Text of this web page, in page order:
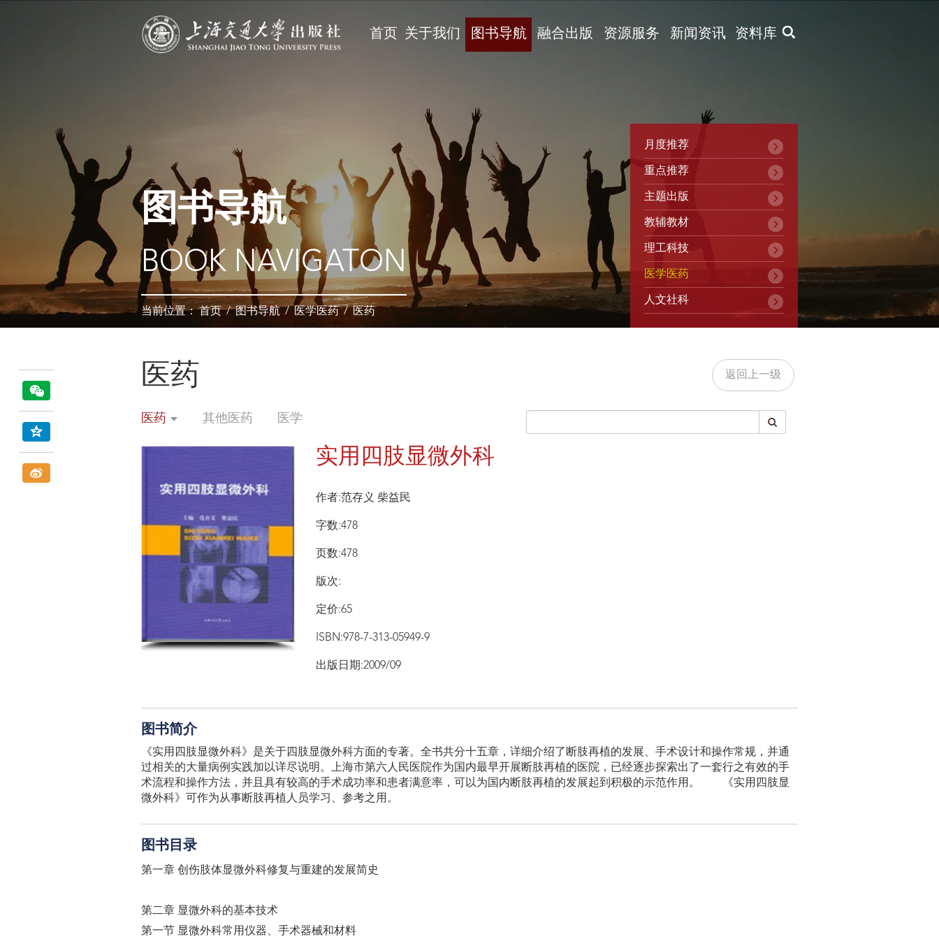
X
首页 关于我们 图书导航 融合出版 资源服务 新闻资讯 资料库
图书导航
BOOK NAVIGATON
当前位置：首页/图书导航 / 医学医药 / 医药
月度推荐
重点推荐
主题出版
教辅教材
理工科技
医学医药
人文社科
医药 返回上一级
医药 其他医药 医学
实用四肢显微外科
作者:范存义 柴益民
字数:478
页数:478
版次:
定价:65
ISBN:978-7-313-05949-9
出版日期:2009/09
图书简介
《实用四肢显微外科》是关于四肢显微外科方面的专著。全书共分十五章，详细介绍了断肢再植的发展、手术设计和操作常规，并通
过相关的大量病例实践加以详尽说明。上海市第六人民医院作为国内最早开展断肢再植的医院，已经逐步探索出了一套行之有效的手
术流程和操作方法，并且具有较高的手术成功率和患者满意率，可以为国内断肢再植的发展起到积极的示范作用。 《实用四肢显
微外科》可作为从事断肢再植人员学习、参考之用。
图书目录
第一章 创伤肢体显微外科修复与重建的发展简史
第二章 显微外科的基本技术
第一节 显微外科常用仪器、手术器械和材料